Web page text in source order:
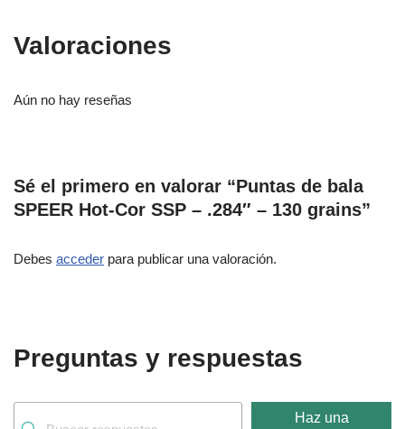
Valoraciones
Aún no hay reseñas
Sé el primero en valorar “Puntas de bala
SPEER Hot-Cor SSP – .284″ – 130 grains”
Debes acceder para publicar una valoración.
Preguntas y respuestas
Haz una